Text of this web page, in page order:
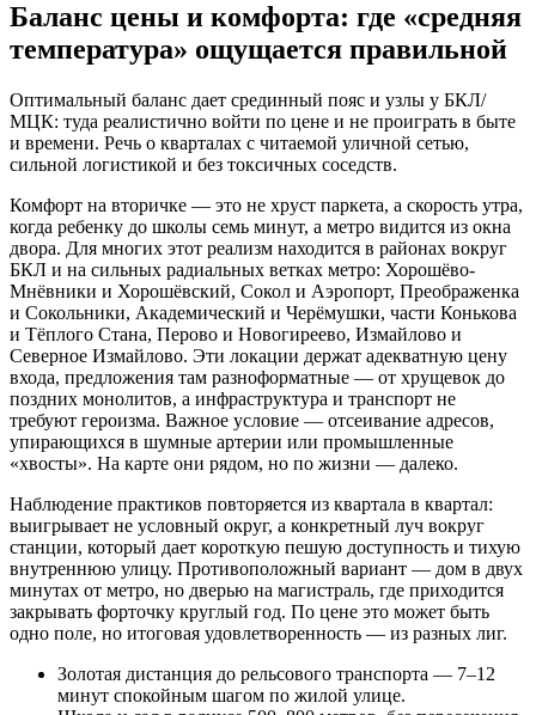
Баланс цены и комфорта: где «средняя
температура» ощущается правильной
Оптимальный баланс дает срединный пояс и узлы у БКЛ/
МЦК: туда реалистично войти по цене и не проиграть в быте
и времени. Речь о кварталах с читаемой уличной сетью,
сильной логистикой и без токсичных соседств.
Комфорт на вторичке — это не хруст паркета, а скорость утра,
когда ребенку до школы семь минут, а метро видится из окна
двора. Для многих этот реализм находится в районах вокруг
БКЛ и на сильных радиальных ветках метро: Хорошёво-
Мнёвники и Хорошёвский, Сокол и Аэропорт, Преображенка
и Сокольники, Академический и Черёмушки, части Конькова
и Тёплого Стана, Перово и Новогиреево, Измайлово и
Северное Измайлово. Эти локации держат адекватную цену
входа, предложения там разноформатные — от хрущевок до
поздних монолитов, а инфраструктура и транспорт не
требуют героизма. Важное условие — отсеивание адресов,
упирающихся в шумные артерии или промышленные
«хвосты». На карте они рядом, но по жизни — далеко.
Наблюдение практиков повторяется из квартала в квартал:
выигрывает не условный округ, а конкретный луч вокруг
станции, который дает короткую пешую доступность и тихую
внутреннюю улицу. Противоположный вариант — дом в двух
минутах от метро, но дверью на магистраль, где приходится
закрывать форточку круглый год. По цене это может быть
одно поле, но итоговая удовлетворенность — из разных лиг.
Золотая дистанция до рельсового транспорта — 7–12
минут спокойным шагом по жилой улице.